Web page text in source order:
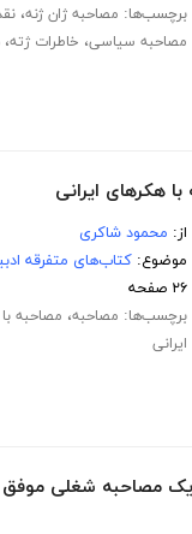
برچسب‌ها: مصاحبه ژان ژنه،
مصاحبه سیاسی، خاطرات ژته،
هکرهای ایرانی
از: محمود شاکری
موضوع:کتاب‌های متفرقه
۲۶ صفحه
برچسب‌ها: مصاحبه، مصاحبه
ایرانی
مصاحبه شغلی موفق و